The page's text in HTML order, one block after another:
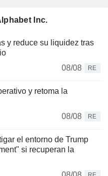
Inc.
y reduce su liquidez tras
08/08
RE
y retoma la
08/08
RE
el entorno de Trump
si recuperan la